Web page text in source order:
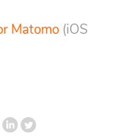
Matomo (iOS